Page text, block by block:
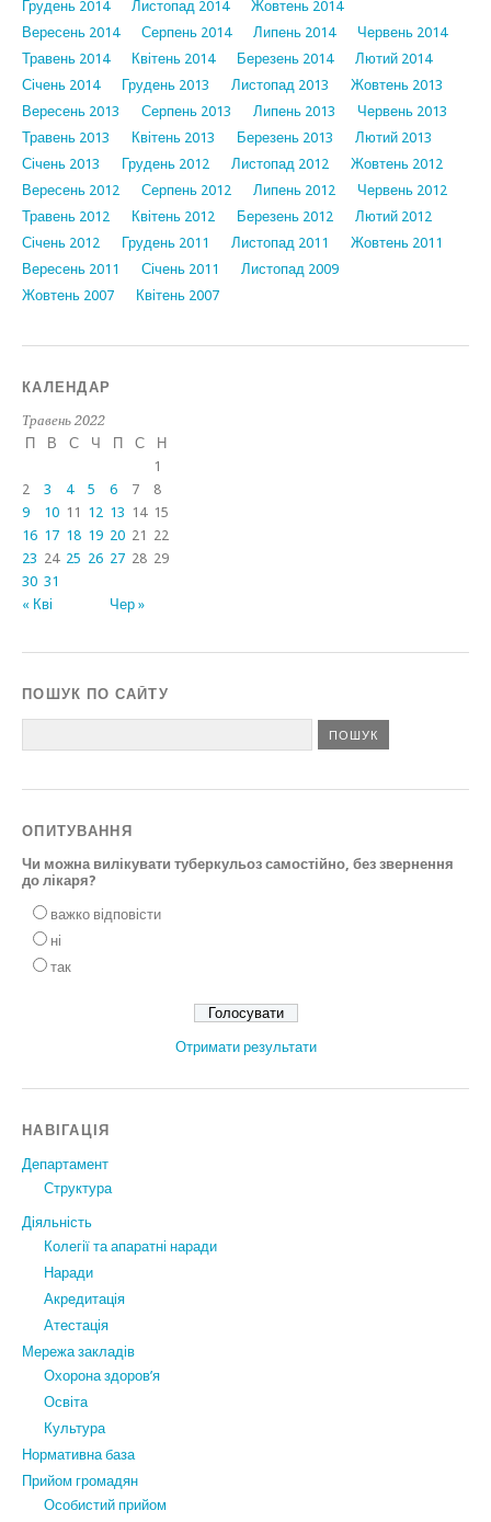
Грудень 2014 Листопад 2014
Жовтень 2014
Вересень 2014
Серпень 2014 Липень 2014
Червень 2014
Травень 2014
Квітень 2014 Березень 2014
Лютий 2014
Січень 2014
Грудень 2013 Листопад 2013
Жовтень 2013
Вересень 2013
Серпень 2013 Липень 2013
Червень 2013
Травень 2013
Квітень 2013 Березень 2013
Лютий 2013
Січень 2013
Грудень 2012 Листопад 2012
Жовтень 2012
Вересень 2012
Серпень 2012 Липень 2012
Червень 2012
Травень 2012
Квітень 2012 Березень 2012
Лютий 2012
Січень 2012
Грудень 2011 Листопад 2011
Жовтень 2011
Вересень 2011
Січень 2011
Листопад 2009
Жовтень 2007
Квітень 2007
КАЛЕНДАР
Травень 2022
П
В С Ч П С Н
« Кві Чер »
1
2
3 4 5 6 7
8
9
10 11 12 13 14 15
16 17 18 19 20 21 22
23 24 25 26 27 28 29
30 31
ПОШУК ПО САЙТУ
ОПИТУВАННЯ
Чи можна вилікувати туберкульоз самостійно, без звернення
до лікаря?
важко відповісти
ні
так
Отримати результати
НАВІГАЦІЯ
Департамент
Структура
Діяльність
Колегії та апаратні наради
Наради
Акредитація
Атестація
Мережа закладів
Охорона здоров’я
Освіта
Культура
Нормативна база
Прийом громадян
Особистий прийом